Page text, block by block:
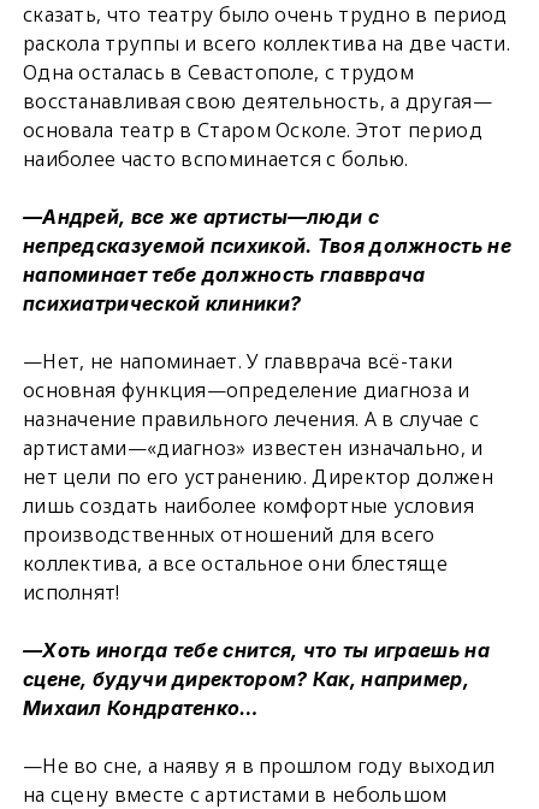
сказать, что театру было очень трудно в период
раскола труппы и всего коллектива на две части.
Одна осталась в Севастополе, с трудом
восстанавливая свою деятельность, а другая—
основала театр в Старом Осколе. Этот период
наиболее часто вспоминается с болью.
—Андрей, все же артисты—люди с
непредсказуемой психикой. Твоя должность не
напоминает тебе должность главврача
психиатрической клиники?
—Нет, не напоминает. У главврача всё-таки
основная функция—определение диагноза и
назначение правильного лечения. А в случае с
артистами—«диагноз» известен изначально, и
нет цели по его устранению. Директор должен
лишь создать наиболее комфортные условия
производственных отношений для всего
коллектива, а все остальное они блестяще
исполнят!
—Хоть иногда тебе снится, что ты играешь на
сцене, будучи директором? Как, например,
Михаил Кондратенко…
—Не во сне, а наяву я в прошлом году выходил
на сцену вместе с артистами в небольшом